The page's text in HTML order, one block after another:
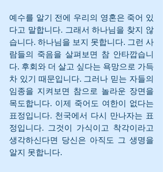
예수를 알기 전에 우리의 영혼은 죽어 있
다고 말합니다. 그래서 하나님을 찾지 않
습니다. 하나님을 보지 못합니다. 그런 사
람들의 죽음을 살펴보면 참 안타깝습니
다. 후회와 더 살고 싶다는 욕망으로 가득
차 있기 때문입니다. 그러나 믿는 자들의
임종을 지켜보면 참으로 놀라운 장면을
목도합니다. 이제 죽어도 여한이 없다는
표정입니다. 천국에서 다시 만나자는 표
정입니다. 그것이 가식이고 착각이라고
생각하신다면 당신은 아직도 그 생명을
알지 못합니다.